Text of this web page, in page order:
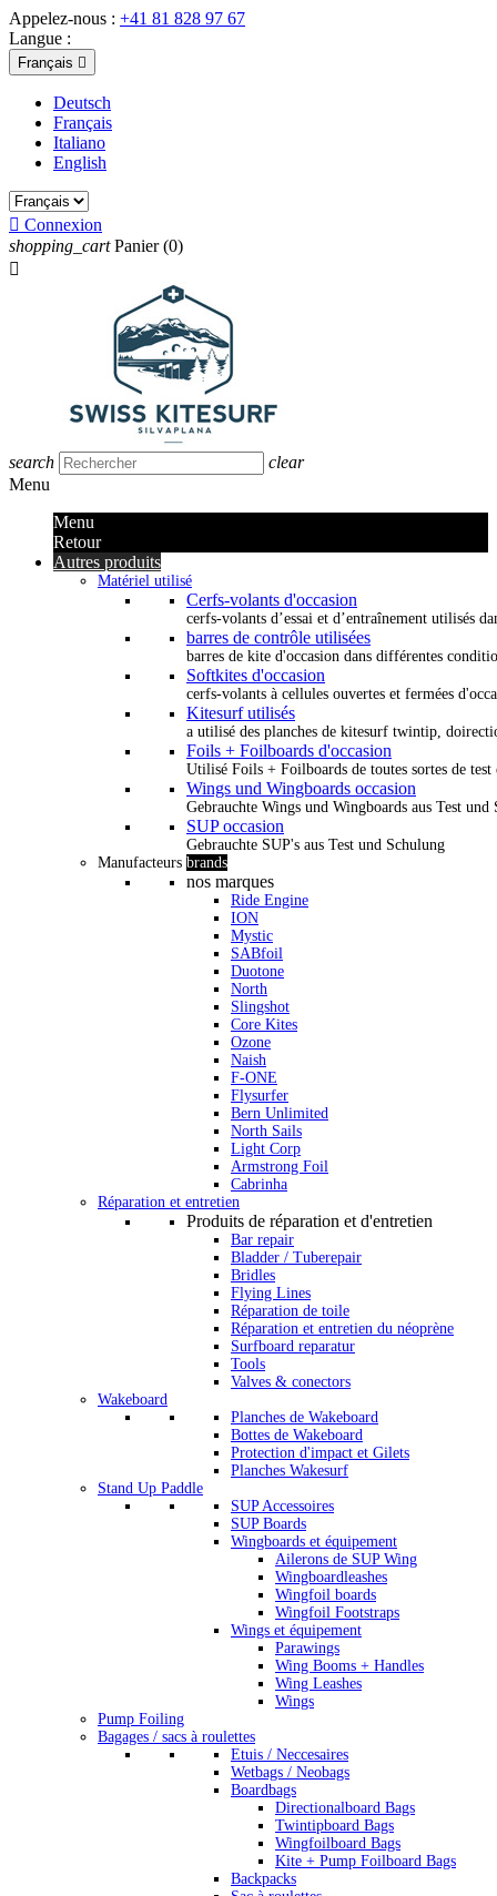
Appelez-nous : +41 81 828 97 67
Langue :
Français 
Deutsch
Français
Italiano
English
 Connexion
shopping_cart Panier (0)

search
clear
Menu
Menu
Retour
Autres produits
Matériel utilisé
Cerfs-volants d'occasion
cerfs-volants d’essai et d’entraînement utilisés
barres de contrôle utilisées
barres de kite d'occasion dans différentes
Softkites d'occasion
cerfs-volants à cellules ouvertes et fermées
Kitesurf utilisés
a utilisé des planches de kitesurf twintip,
Foils + Foilboards d'occasion
Utilisé Foils + Foilboards de toutes sortes de test
Wings und Wingboards occasion
Gebrauchte Wings und Wingboards aus Test und
SUP occasion
Gebrauchte SUP's aus Test und Schulung
Manufacteurs brands
nos marques
Ride Engine
ION
Mystic
SABfoil
Duotone
North
Slingshot
Core Kites
Ozone
Naish
F-ONE
Flysurfer
Bern Unlimited
North Sails
Light Corp
Armstrong Foil
Cabrinha
Réparation et entretien
Produits de réparation et d'entretien
Bar repair
Bladder / Tuberepair
Bridles
Flying Lines
Réparation de toile
Réparation et entretien du néoprène
Surfboard reparatur
Tools
Valves & conectors
Wakeboard
Planches de Wakeboard
Bottes de Wakeboard
Protection d'impact et Gilets
Planches Wakesurf
Stand Up Paddle
SUP Accessoires
SUP Boards
Wingboards et équipement
Ailerons de SUP Wing
Wingboardleashes
Wingfoil boards
Wingfoil Footstraps
Wings et équipement
Parawings
Wing Booms + Handles
Wing Leashes
Wings
Pump Foiling
Bagages / sacs à roulettes
Etuis / Neccesaires
Wetbags / Neobags
Boardbags
Directionalboard Bags
Twintipboard Bags
Wingfoilboard Bags
Kite + Pump Foilboard Bags
Backpacks